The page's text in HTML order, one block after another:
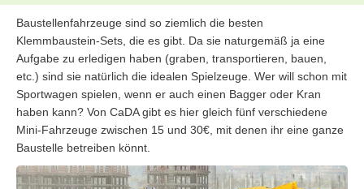
Baustellenfahrzeuge sind so ziemlich die besten
Klemmbaustein-Sets, die es gibt. Da sie naturgemäß ja eine
Aufgabe zu erledigen haben (graben, transportieren, bauen,
etc.) sind sie natürlich die idealen Spielzeuge. Wer will schon mit
Sportwagen spielen, wenn er auch einen Bagger oder Kran
haben kann? Von CaDA gibt es hier gleich fünf verschiedene
Mini-Fahrzeuge zwischen 15 und 30€, mit denen ihr eine ganze
Baustelle betreiben könnt.